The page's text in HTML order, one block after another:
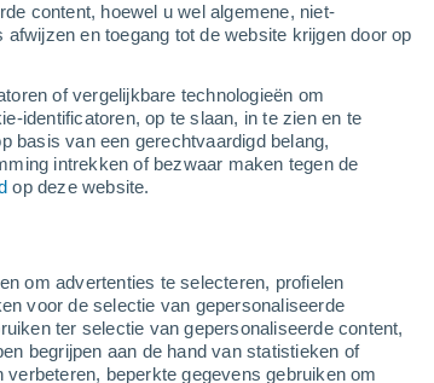
content, hoewel u wel algemene, niet-
en toegang tot de website krijgen door op
of vergelijkbare technologieën om
identificatoren, op te slaan, in te zien en te
basis van een gerechtvaardigd belang,
intrekken of bezwaar maken tegen de
op deze website.
om advertenties te selecteren, profielen
voor de selectie van gepersonaliseerde
ter selectie van gepersonaliseerde content,
begrijpen aan de hand van statistieken of
beperkte gegevens gebruiken om
Donderdag
13 Aug
36° / 21°
Vrijdag
29° / 19°
Zaterdag
29° / 18°